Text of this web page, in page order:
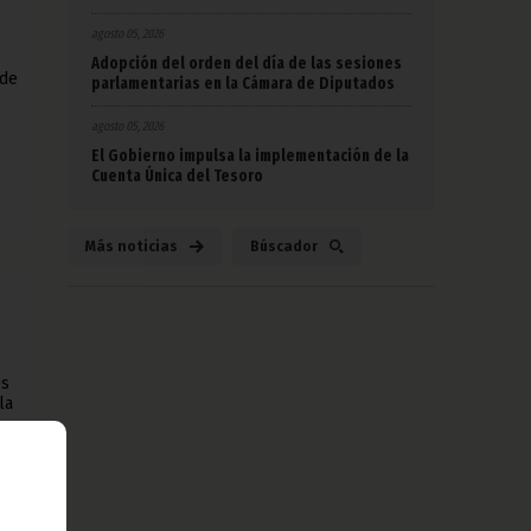
agosto 05, 2026
Adopción del orden del día de las sesiones
parlamentarias en la Cámara de Diputados
agosto 05, 2026
El Gobierno impulsa la implementación de la
Cuenta Única del Tesoro
Más noticias Búscador